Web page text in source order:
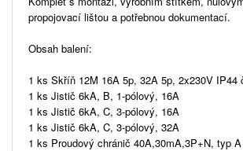
propojovací lištou a potřebnou dokumentací.
Obsah balení:
1 ks Skříň 12M 16A 5p, 32A 5p, 2x230V IP44
1 ks Jistič 6kA, B, 1-pólový, 16A
1 ks Jistič 6kA, C, 3-pólový, 16A
1 ks Jistič 6kA, C, 3-pólový, 32A
1 ks Proudový chránič 40A,30mA,3P+N, typ